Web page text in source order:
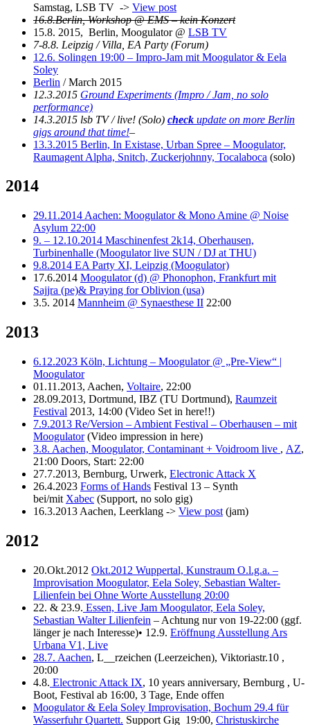
Samstag, LSB TV -> View post
16.8.Berlin, Workshop @ EMS – kein Konzert
15.8. 2015, Berlin, Moogulator @ LSB TV
7-8.8. Leipzig / Villa, EA Party (Forum)
12.6. Solingen 19:00 – Impro-Jam mit Moogulator & Eela
Soley
Berlin / March 2015
12.3.2015 Ground Experiments (Impro / Jam, no solo
performance)
14.3.2015 lsb TV / live! (Solo) check update on more Berlin
gigs around that time!–
13.3.2015 Berlin, In Existase, Urban Spree – Moogulator,
Raumagent Alpha, Snitch, Zuckerjohnny, Tocalaboca (solo)
2014
29.11.2014 Aachen: Moogulator & Mono Amine @ Noise
Asylum 22:00
9. – 12.10.2014 Maschinenfest 2k14, Oberhausen,
Turbinenhalle (Moogulator live SUN / DJ at THU)
9.8.2014 EA Party XI, Leipzig (Moogulator)
17.6.2014 Moogulator (d) @ Phonophon, Frankfurt mit
Sajjra (pe)& Praying for Oblivion (usa)
3.5. 2014 Mannheim @ Synaesthese II 22:00
2013
6.12.2023 Köln, Lichtung – Moogulator @ „Pre-View“ |
Moogulator
01.11.2013, Aachen, Voltaire, 22:00
28.09.2013, Dortmund, IBZ (TU Dortmund), Raumzeit
Festival 2013, 14:00 (Video Set in here!!)
7.9.2013 Re/Version – Ambient Festival – Oberhausen – mit
Moogulator(Video impression in here)
3.8. Aachen, Moogulator, Contaminant + Voidroom live , AZ,
21:00 Doors, Start: 22:00
27.7.2013, Bernburg, Urwerk, Electronic Attack X
26.4.2023 Forms of Hands Festival 13 – Synth
bei/mit Xabec (Support, no solo gig)
16.3.2013 Aachen, Leerklang -> View post (jam)
2012
20.Okt.2012 Okt.2012 Wuppertal, Kunstraum O.l.g.a. –
Improvisation Moogulator, Eela Soley, Sebastian Walter-
Lilienfein bei Ohne Worte Ausstellung 20:00
22. & 23.9. Essen, Live Jam Moogulator, Eela Soley,
Sebastian Walter Lilienfein – Achtung nur von 19-22:00 (ggf.
länger je nach Interesse)• 12.9. Eröffnung Ausstellung Ars
Urbana V1, Live
28.7. Aachen, L__rzeichen (Leerzeichen), Viktoriastr.10 ,
20:00
4.8. Electronic Attack IX, 10 years anniversary, Bernburg , U-
Boot, Festival ab 16:00, 3 Tage, Ende offen
Moogulator & Eela Soley Improvisation, Bochum 29.4 für
Wasserfuhr Quartett. Support Gig 19:00, Christuskirche